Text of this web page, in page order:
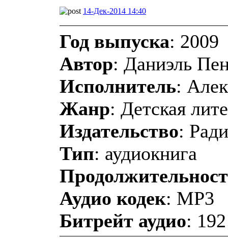
14-Дек-2014 14:40
Год выпуска: 2009
Автор: Даниэль
Исполнитель:
Жанр: Детская
Издательство:
Тип: аудиокнига
Аудио кодек: MP3
Битрейт аудио: